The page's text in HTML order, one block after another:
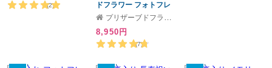
【フォトフレーム】高級
(2)
ドフラワー フォトフレ
ーム 写真立て 誕生日 結
ント ギフト お祝い プリ
ザーブド フラワー 写真
記念品 還暦祝い 還暦 喜
プリザーブドフラワーIPFA Gift Mall店
8,950円
(7)